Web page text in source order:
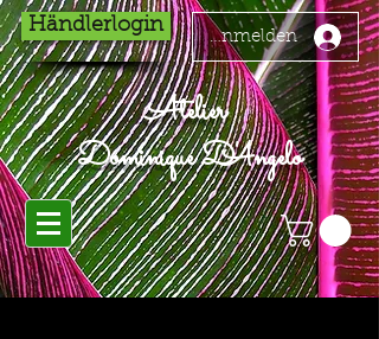
Händlerlogin
Anmelden
Atelier
Dominique D'Angelo